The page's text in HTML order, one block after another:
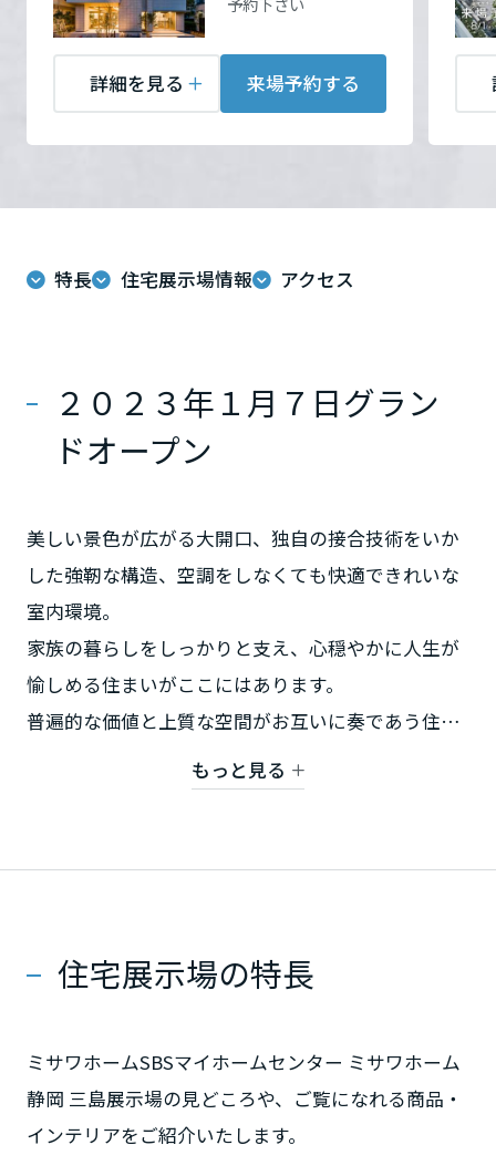
詳細を見る 来場予約する
特長 住宅展示場情報 アクセス
２０２３年１月７日グラン
ドオープン
美しい景色が広がる大開口、独自の接合技術をいか
した強靭な構造、空調をしなくても快適できれいな
室内環境。
家族の暮らしをしっかりと支え、心穏やかに人生が
愉しめる住まいがここにはあります。
普遍的な価値と上質な空間がお互いに奏であう住ま
いと、多彩なライフシーンに応えた空間提案を是非
もっと見る
住宅展示場の特長
ミサワホームSBSマイホームセンター ミサワホーム
静岡 三島展示場の見どころや、ご覧になれる商品・
インテリアをご紹介いたします。
東京都
東海エリア
岐阜県
静岡県
近畿エリア
京都府
来場予約する
三島営業所
来場予約する